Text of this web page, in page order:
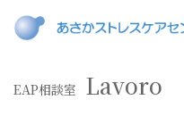
EAP相談室 Lavoro